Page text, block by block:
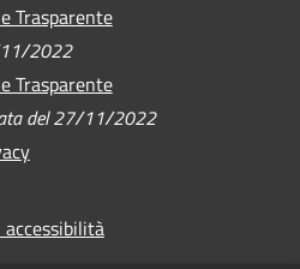
Trasparente
2022
Trasparente
del 27/11/2022